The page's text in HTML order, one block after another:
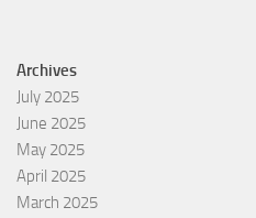
Archives
July 2025
June 2025
May 2025
April 2025
March 2025